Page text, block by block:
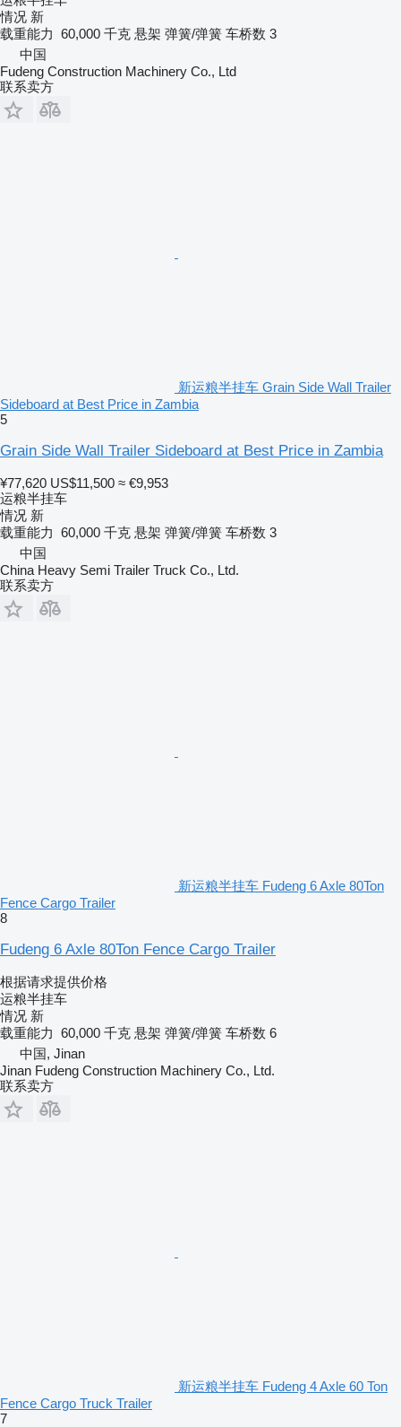
情况 新
载重能力 60,000 千克 悬架 弹簧/弹簧 车桥数 3
中国
Fudeng Construction Machinery Co., Ltd
联系卖方
新运粮半挂车 Grain Side Wall Trailer
Sideboard at Best Price in Zambia
5
Grain Side Wall Trailer Sideboard at Best Price in Zambia
¥77,620 US$11,500 ≈ €9,953
运粮半挂车
情况 新
载重能力 60,000 千克 悬架 弹簧/弹簧 车桥数 3
中国
China Heavy Semi Trailer Truck Co., Ltd.
联系卖方
新运粮半挂车 Fudeng 6 Axle 80Ton
Fence Cargo Trailer
8
Fudeng 6 Axle 80Ton Fence Cargo Trailer
根据请求提供价格
运粮半挂车
情况 新
载重能力 60,000 千克 悬架 弹簧/弹簧 车桥数 6
中国, Jinan
Jinan Fudeng Construction Machinery Co., Ltd.
联系卖方
新运粮半挂车 Fudeng 4 Axle 60 Ton
Fence Cargo Truck Trailer
7